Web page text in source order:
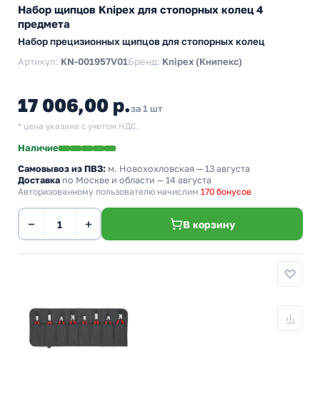
Набор щипцов Knipex для стопорных колец 4
предмета
Набор прецизионных щипцов для стопорных колец
Артикул: KN-001957V01Бренд: Knipex (Книпекс)
17 006,00 р.за 1 шт
* цена указана с учетом НДС.
Наличие
Самовывоз из ПВЗ: м. Новохохловская — 13 августа
Доставка по Москве и области — 14 августа
Авторизованному пользователю начислим 170 бонусов
− + В корзину